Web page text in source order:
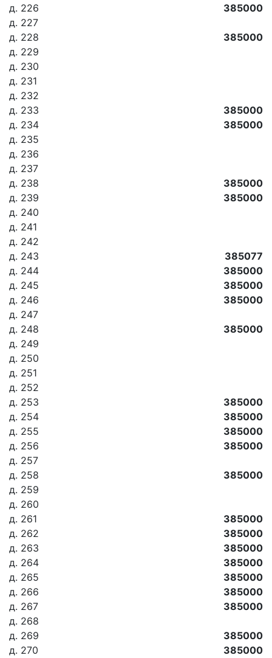
д. 226
385000
д. 227
д. 228
385000
д. 229
д. 230
д. 231
д. 232
д. 233
385000
д. 234
385000
д. 235
д. 236
д. 237
д. 238
385000
д. 239
385000
д. 240
д. 241
д. 242
д. 243
385077
д. 244
385000
д. 245
385000
д. 246
385000
д. 247
д. 248
385000
д. 249
д. 250
д. 251
д. 252
д. 253
385000
д. 254
385000
д. 255
385000
д. 256
385000
д. 257
д. 258
385000
д. 259
д. 260
д. 261
385000
д. 262
385000
д. 263
385000
д. 264
385000
д. 265
385000
д. 266
385000
д. 267
385000
д. 268
д. 269
385000
д. 270
385000